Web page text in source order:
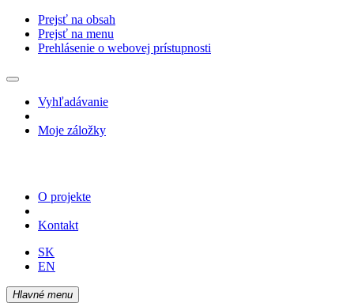
Prejsť na obsah
Prejsť na menu
Prehlásenie o webovej prístupnosti
Vyhľadávanie
Moje záložky
O projekte
Kontakt
SK
EN
Hlavné menu